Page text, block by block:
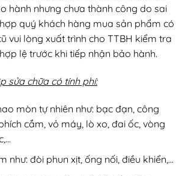
hành nhưng chưa thành công do sai
quý khách hàng mua sản phẩm có
vui lòng xuất trình cho TTBH kiểm tra
lệ trước khi tiếp nhận bảo hành.
sửa chữa có tính phí:
mòn tự nhiên như: bạc đạn, công
cắm, vỏ máy, lò xo, đai ốc, vòng
như: đòi phun xịt, ống nối, điều khiển,…